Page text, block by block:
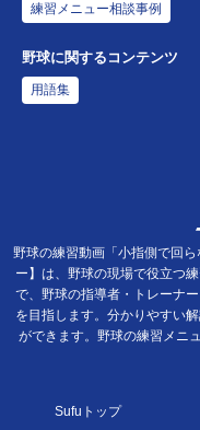
練習メニュー相談事例
野球に関するコンテンツ
用語集
野球の練習動画「小指側で回
ー】は、野球の現場で役立つ
で、野球の指導者・トレーナ
を目指します。分かりやすい
ができます。野球の練習メニ
Sufuトップ